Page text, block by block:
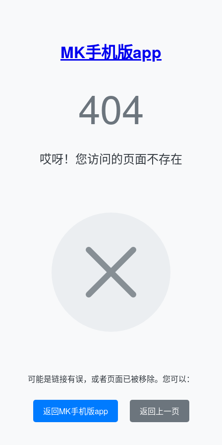
MK手机版app
404
哎呀！您访问的页面不存在
可能是链接有误，或者页面已被移除。您可以：
返回MK手机版app 返回上一页